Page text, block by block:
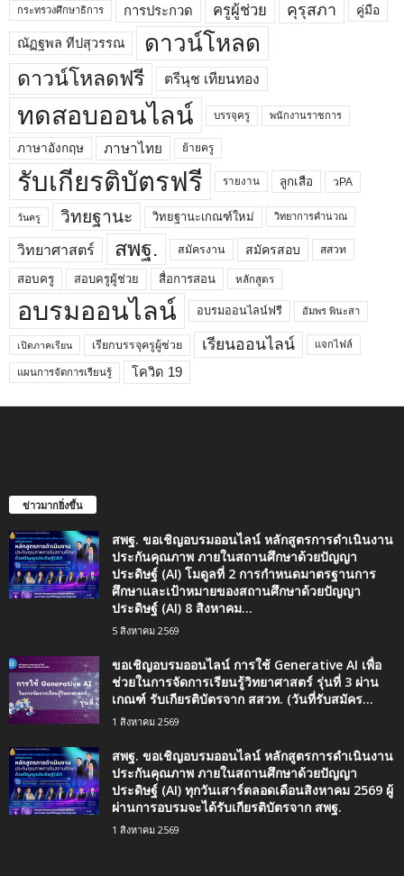
กระทรวงศึกษาธิการ การประกวด ครูผู้ช่วย คุรุสภา คู่มือ
ณัฏฐพล ทีปสุวรรณ ดาวน์โหลด
ดาวน์โหลดฟรี ตรีนุช เทียนทอง
ทดสอบออนไลน์ บรรจุครู พนักงานราชการ
ภาษาอังกฤษ ภาษาไทย ย้ายครู
รับเกียรติบัตรฟรี รายงาน ลูกเสือ วPA
วันครู วิทยฐานะ วิทยฐานะเกณฑ์ใหม่ วิทยาการคำนวณ
วิทยาศาสตร์ สพฐ. สมัครงาน สมัครสอบ สสวท
สอบครู สอบครูผู้ช่วย สื่อการสอน หลักสูตร
อบรมออนไลน์ อบรมออนไลน์ฟรี อัมพร พินะสา
เปิดภาคเรียน เรียกบรรจุครูผู้ช่วย เรียนออนไลน์ แจกไฟล์
แผนการจัดการเรียนรู้ โควิด 19
ข่าวมากยิ่งขึ้น
สพฐ. ขอเชิญอบรมออนไลน์ หลักสูตรการดำเนินงาน
ประกันคุณภาพ ภายในสถานศึกษาด้วยปัญญา
ประดิษฐ์ (AI) โมดูลที่ 2 การกำหนดมาตรฐานการ
ศึกษาและเป้าหมายของสถานศึกษาด้วยปัญญา
ประดิษฐ์ (AI) 8 สิงหาคม...
5 สิงหาคม 2569
ขอเชิญอบรมออนไลน์ การใช้ Generative AI เพื่อ
ช่วยในการจัดการเรียนรู้วิทยาศาสตร์ รุ่นที่ 3 ผ่าน
เกณฑ์ รับเกียรติบัตรจาก สสวท. (วันที่รับสมัคร...
1 สิงหาคม 2569
สพฐ. ขอเชิญอบรมออนไลน์ หลักสูตรการดำเนินงาน
ประกันคุณภาพ ภายในสถานศึกษาด้วยปัญญา
ประดิษฐ์ (AI) ทุกวันเสาร์ตลอดเดือนสิงหาคม 2569 ผู้
ผ่านการอบรมจะได้รับเกียรติบัตรจาก สพฐ.
1 สิงหาคม 2569